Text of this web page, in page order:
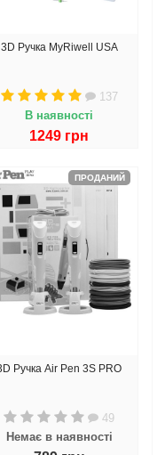
3D Ручка MyRiwell USA
137
В наявності
1249 грн
ПРОДАНИЙ
Ручка Air Pen 3S PRO
49
Немає в наявності